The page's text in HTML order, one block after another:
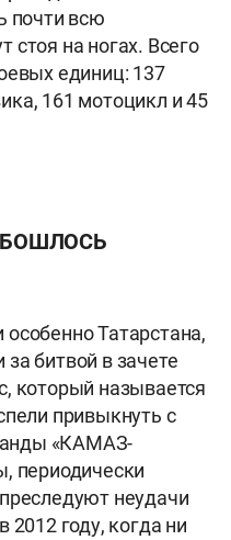
почти всю
стоя на ногах. Всего
единиц: 137
161 мотоцикл и 45
Татарстана,
битвой в зачете
который называется
привыкнуть с
«КАМАЗ-
периодически
неудачи
2012 году, когда ни